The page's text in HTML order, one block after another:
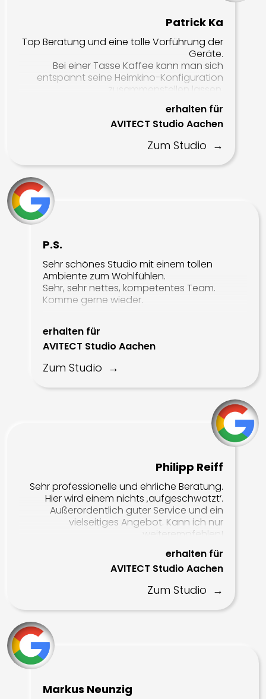
tolle Zeit bei Euch ihr Lieben 🥰. Auf nen
wieder mal langs. Achja, brauch doch noch
2 zusätzliche ceiling speaker, für direktes
Headover, und die Quetschzange bring ich
ebenfalls schnellstmöglich zurück 👊🏻. Bis
Patrick Ka
Top Beratung und eine tolle Vorführung der
Geräte.
Bei einer Tasse Kaffee kann man sich
entspannt seine Heimkino-Konfiguration
zusammenstellen lassen.
erhalten für
AVITECT Studio Aachen
Zum Studio
P.S.
Sehr schönes Studio mit einem tollen
Ambiente zum Wohlfühlen.
Sehr, sehr nettes, kompetentes Team.
Komme gerne wieder.
erhalten für
AVITECT Studio Aachen
Zum Studio
Philipp Reiff
Sehr professionelle und ehrliche Beratung.
Hier wird einem nichts ‚aufgeschwatzt‘.
Außerordentlich guter Service und ein
vielseitiges Angebot. Kann ich nur
weiterempfehlen!
erhalten für
AVITECT Studio Aachen
Zum Studio
Markus Neunzig